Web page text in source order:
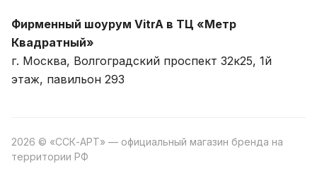
Фирменный шоурум VitrA в ТЦ «Метр
Квадратный»
г. Москва, Волгоградский проспект 32к25, 1й
этаж, павильон 293
2026 © «ССК-АРТ» — официальный магазин бренда на
территории РФ